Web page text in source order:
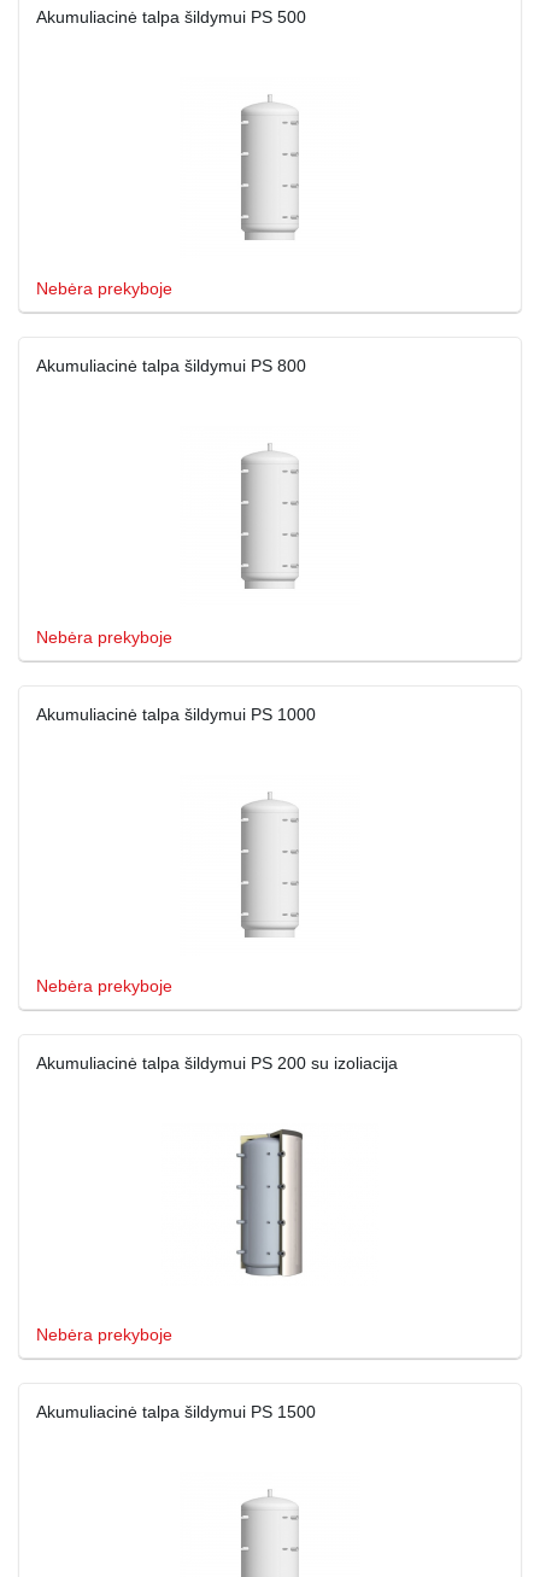
Akumuliacinė talpa šildymui PS 500
Nebėra prekyboje
Akumuliacinė talpa šildymui PS 800
Nebėra prekyboje
Akumuliacinė talpa šildymui PS 1000
Nebėra prekyboje
Akumuliacinė talpa šildymui PS 200 su izoliacija
Nebėra prekyboje
Akumuliacinė talpa šildymui PS 1500